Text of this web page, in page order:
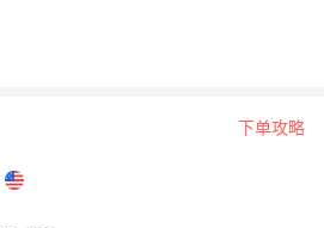
下单攻略